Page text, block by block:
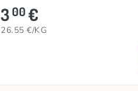
300€
26.55 €/KG